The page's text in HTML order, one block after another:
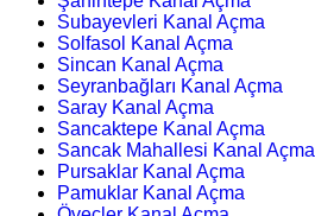
Subayevleri Kanal Açma
Solfasol Kanal Açma
Sincan Kanal Açma
Seyranbağları Kanal Açma
Saray Kanal Açma
Sancaktepe Kanal Açma
Sancak Mahallesi Kanal Açma
Pursaklar Kanal Açma
Pamuklar Kanal Açma